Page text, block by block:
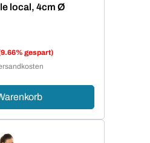
local, 4cm Ø
gespart)